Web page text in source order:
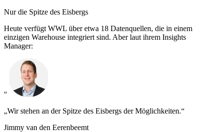
Nur die Spitze des Eisbergs
Heute verfügt WWL über etwa 18 Datenquellen, die in einem
einzigen Warehouse integriert sind. Aber laut ihrem Insights
Manager:
"
„Wir stehen an der Spitze des Eisbergs der Möglichkeiten.“
Jimmy van den Eerenbeemt